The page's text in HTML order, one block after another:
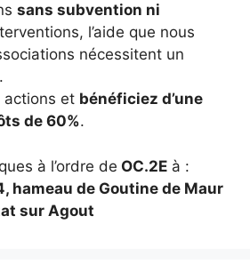
sans subvention ni
l’aide que nous
nécessitent un
actions et bénéficiez d’une
de 60%.
à l’ordre de OC.2E à :
hameau de Goutine de Maur
sur Agout